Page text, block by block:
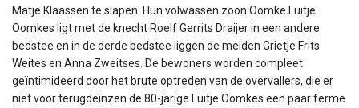
Matje Klaassen te slapen. Hun volwassen zoon Oomke Luitje
Oomkes ligt met de knecht Roelf Gerrits Draijer in een andere
bedstee en in de derde bedstee liggen de meiden Grietje Frits
Weites en Anna Zweitses. De bewoners worden compleet
geïntimideerd door het brute optreden van de overvallers, die er
niet voor terugdeinzen de 80-jarige Luitje Oomkes een paar ferme